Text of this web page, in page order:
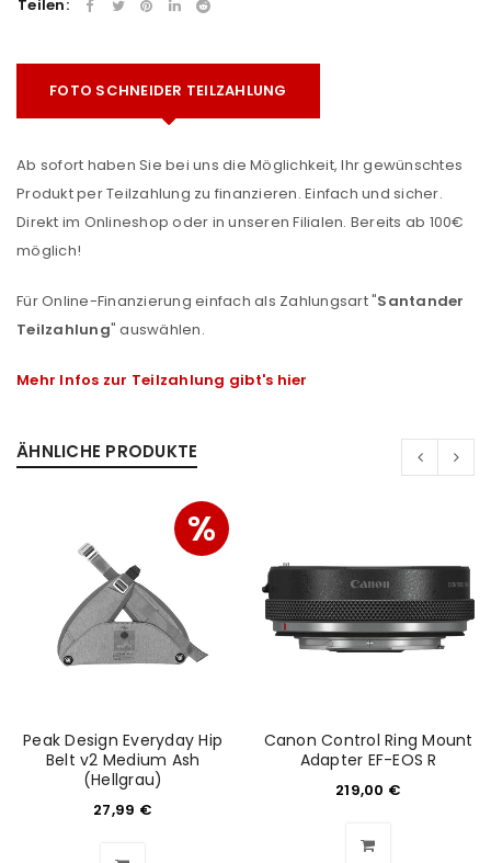
Teilen:
FOTO SCHNEIDER TEILZAHLUNG
Ab sofort haben Sie bei uns die Möglichkeit, Ihr gewünschtes
Produkt per Teilzahlung zu finanzieren. Einfach und sicher.
Direkt im Onlineshop oder in unseren Filialen. Bereits ab 100€
möglich!
Für Online-Finanzierung einfach als Zahlungsart "Santander
Teilzahlung" auswählen.
Mehr Infos zur Teilzahlung gibt's hier
ÄHNLICHE PRODUKTE
%
Peak Design Everyday Hip
Belt v2 Medium Ash
(Hellgrau)
27,99 €
Canon Control Ring Mount
Adapter EF-EOS R
219,00 €